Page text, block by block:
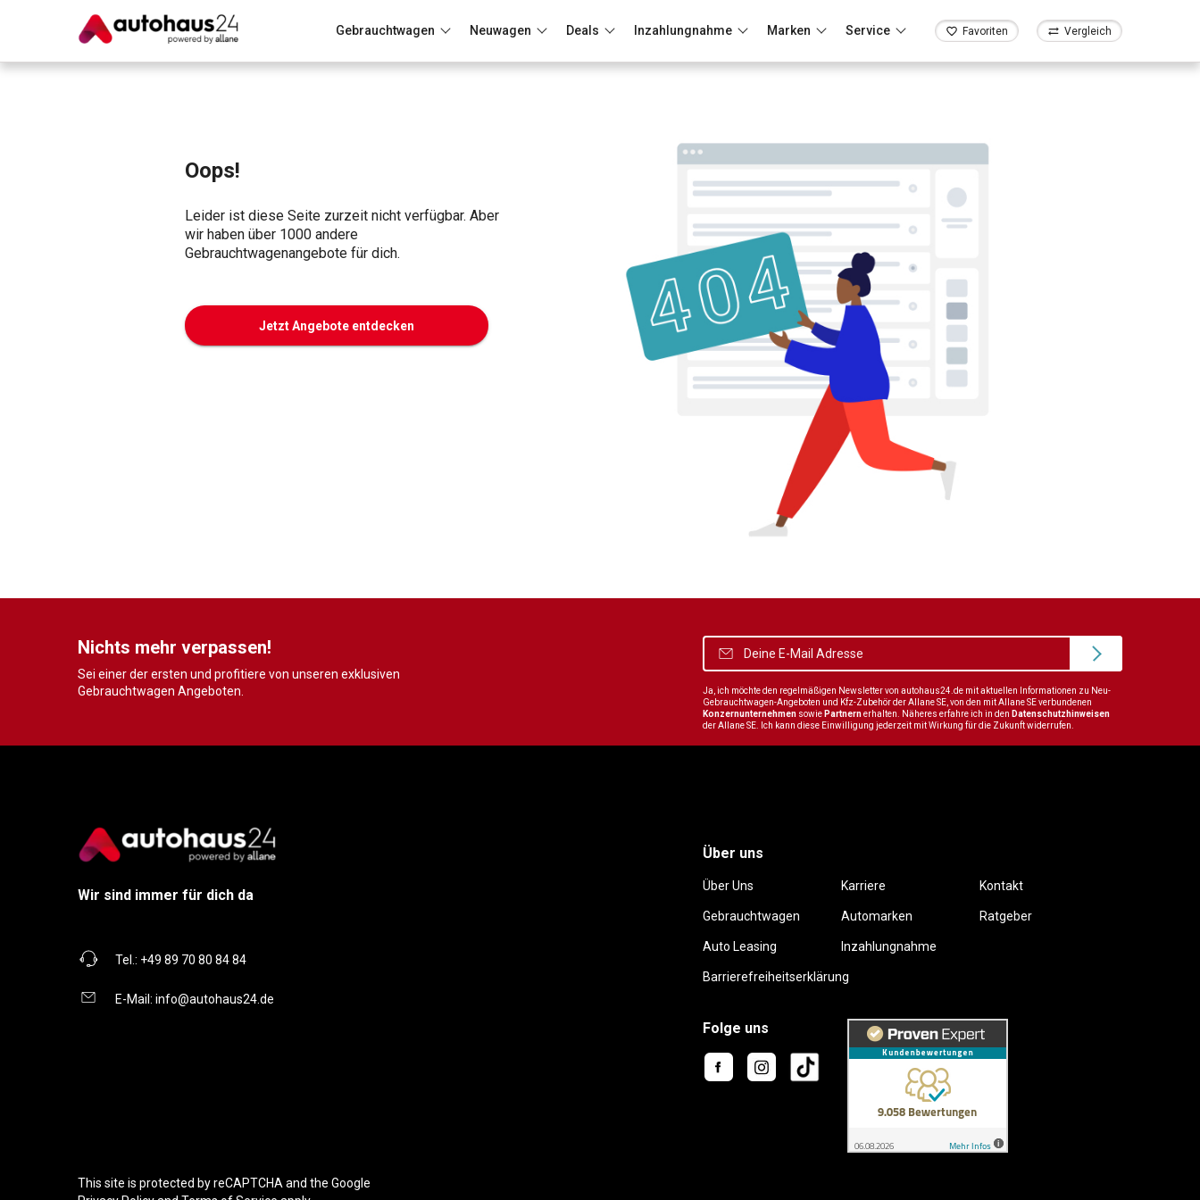
Gebrauchtwagen Neuwagen Deals Inzahlungnahme Marken Service Favoriten Vergleich
Oops!
Leider ist diese Seite zurzeit nicht verfügbar. Aber
wir haben über 1000 andere
Gebrauchtwagenangebote für dich.
Jetzt Angebote entdecken
Nichts mehr verpassen!
Sei einer der ersten und profitiere von unseren exklusiven
Gebrauchtwagen Angeboten.
Ja, ich möchte den regelmäßigen Newsletter von autohaus24.de mit aktuellen Informationen zu Neu-
Gebrauchtwagen-Angeboten und Kfz-Zubehör der Allane SE, von den mit Allane SE verbundenen
Konzernunternehmen sowie Partnernerhalten. Näheres erfahre ich in den Datenschutzhinweisen
der Allane SE. Ich kann diese Einwilligung jederzeit mit Wirkung für die Zukunft widerrufen.
Wir sind immer für dich da
Tel.: +49 89 70 80 84 84
E-Mail: info@autohaus24.de
Über uns
Über Uns Karriere Kontakt
Gebrauchtwagen Automarken Ratgeber
Auto Leasing Inzahlungnahme
Barrierefreiheitserklärung
Folge uns
This site is protected by reCAPTCHA and the Google